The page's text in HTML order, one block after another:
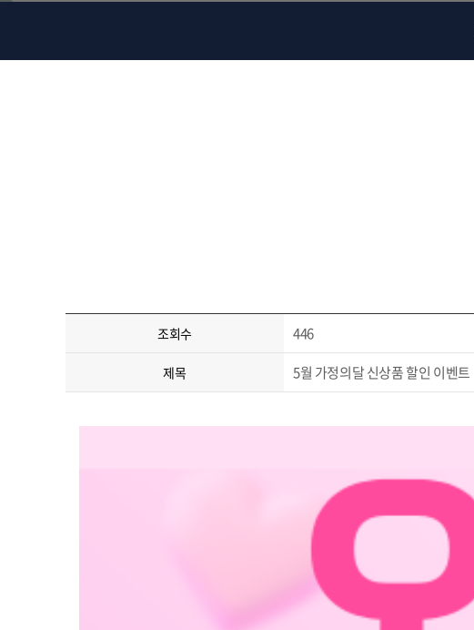
조회수 446
제목 5월 가정의달 신상품 할인 이벤트